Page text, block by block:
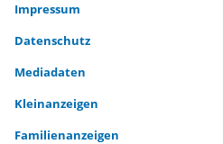
Impressum
Datenschutz
Mediadaten
Kleinanzeigen
Familienanzeigen